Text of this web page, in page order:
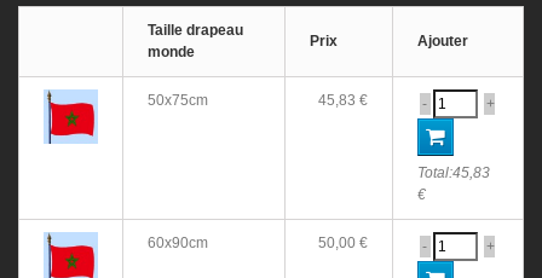
Taille drapeau
monde
Prix Ajouter
50x75cm 45,83 € - +
Total:45,83
€
60x90cm 50,00 € - +